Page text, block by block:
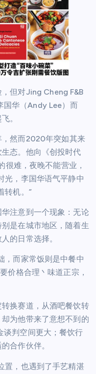
但对Jing Cheng F&B
国华（Andy Lee）而
。
然而2020年突如其来
态。他向《创投时代
很难，夜晚不能营业，
光，李国华语气平静中
转机。”
注意到一个现象：无论
是在城市地区，随着生
的日常选择。
，而家常饭则是中餐中
价格合理丶味道正宗，
换赛道，从酒吧餐饮转
为他带来了意想不到的
判空间更大；餐饮行
合作伙伴。
置，也遇到了手艺精湛